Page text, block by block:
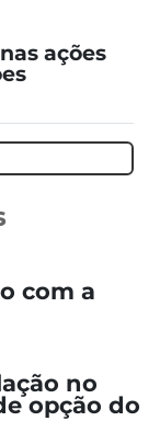
ações
com a
no
opção do